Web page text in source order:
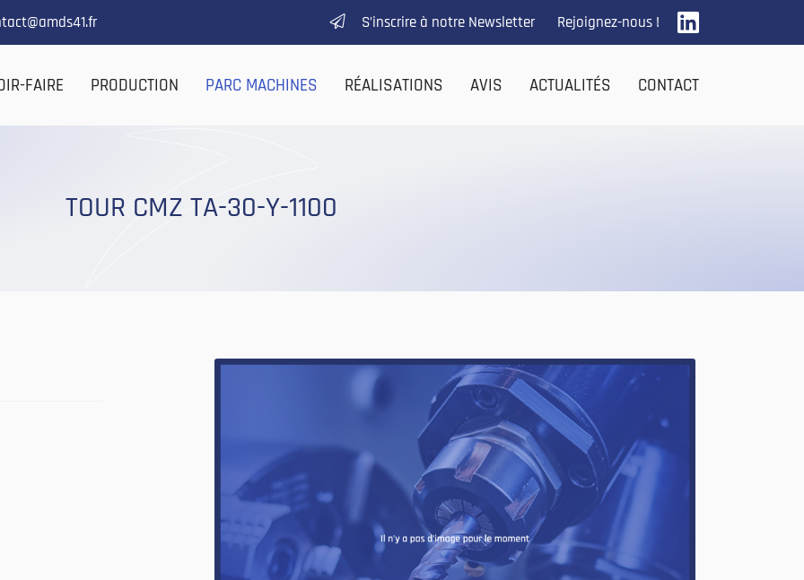
S’inscrire à notre Newsletter Rejoignez-nous !
FAIRE PRODUCTION PARC MACHINES RÉALISATIONS AVIS ACTUALITÉS CONTACT
TOUR CMZ TA-30-Y-1100